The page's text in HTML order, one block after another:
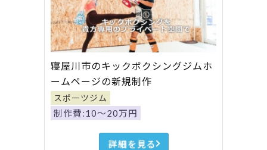
寝屋川市のキックボクシングジムホ
ームページの新規制作
スポーツジム
制作費:10～20万円
詳細を見る